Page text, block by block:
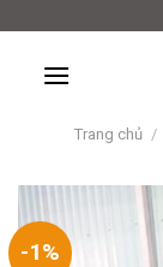
content
Trang chủ /
-1%